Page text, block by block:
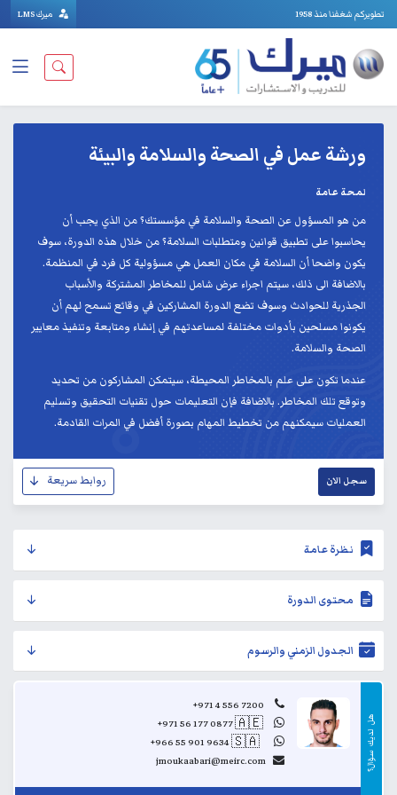
تطويركم شغفنا منذ 1958 ميرك LMS
ورشة عمل في الصحة والسلامة والبيئة
لمحة عامة
من هو المسؤول عن الصحة والسلامة في مؤسستك؟ من الذي يجب أن
يحاسبوا على تطبيق قوانين ومتطلبات السلامة؟ من خلال هذه الدورة، سوف
يكون واضحا أن السلامة في مكان العمل هي مسؤولية كل فرد في المنظمة.
بالاضافة الى ذلك، سيتم اجراء عرض شامل للمخاطر المشتركة والأسباب
الجذرية للحوادث وسوف تضع الدورة المشاركين في وقائع تسمح لهم أن
يكونوا مسلحين بأدوات مختلفة لمساعدتهم في إنشاء ومتابعة وتنفيذ معايير
الصحة والسلامة.
عندما تكون على علم بالمخاطر المحيطة، سيتمكن المشاركون من تحديد
وتوقع تلك المخاطر. بالاضافة فإن التعليمات حول تقنيات التحقيق وتسليم
العمليات سيمكنهم من تخطيط المهام بصورة أفضل في المرات القادمة.
روابط سريعة سجل الان
نظرة عامة
محتوى الدورة
الجدول الزمني والرسوم
هل
لديك
سؤال؟
+971 4 556 7200
+971 56 177 0877🇦🇪
+966 55 901 9634🇸🇦
jmoukaabari@meirc.com